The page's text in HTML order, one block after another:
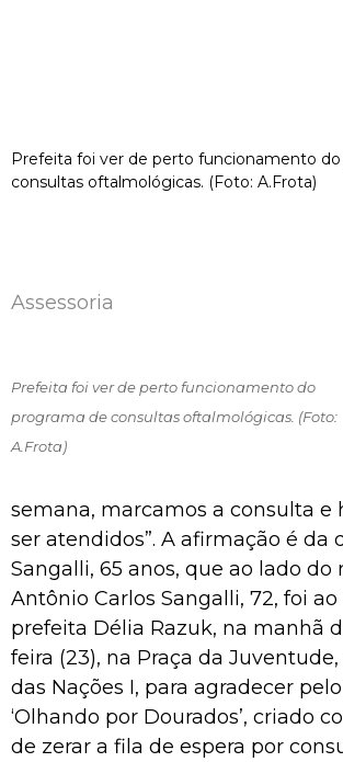
Prefeita foi ver de perto funcionamento
consultas oftalmológicas. (Foto: A.Frota)
Assessoria
Prefeita foi ver de perto funcionamento do
programa de consultas oftalmológicas. (Foto:
A.Frota)
semana, marcamos a consulta e
ser atendidos”. A afirmação é da
Sangalli, 65 anos, que ao lado do
Antônio Carlos Sangalli, 72, foi
prefeita Délia Razuk, na manhã
feira (23), na Praça da
das Nações I, para agradecer
‘Olhando por Dourados’, criado
de zerar a fila de espera por